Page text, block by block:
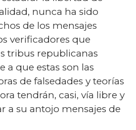
nunca ha sido
de los mensajes
verificadores que
tribus republicanas
a que estas son las
de falsedades y teorías
tendrán, casi, vía libre y
a su antojo mensajes de